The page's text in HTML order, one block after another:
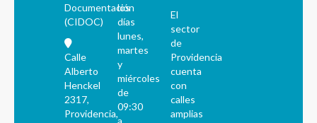
Documentación
(CIDOC)
Calle
Alberto
Henckel
2317,
Providencia,
los
días
lunes,
martes
y
miércoles
de
09:30
a
El
sector
de
Providencia
cuenta
con
calles
amplias